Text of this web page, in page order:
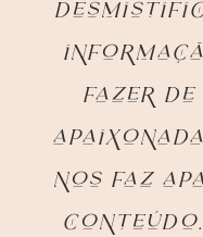
fazer de
nos faz